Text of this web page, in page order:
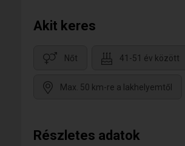
Akit keres
Nőt 41-51 év között
Max. 50 km-re a lakhelyemtől
Részletes adatok